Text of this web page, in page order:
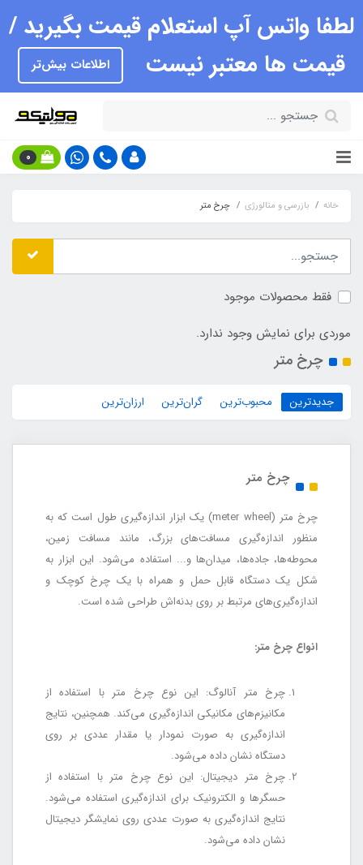
لطفا واتس آپ استعلام قیمت بگیرید /
قیمت ها معتبر نیست
اطلاعات بیش‌تر
0
خانه بازرسی و متالورژی چرخ متر
فقط محصولات موجود
موردی برای نمایش وجود ندارد.
چرخ متر
جدیدترین محبوب‌ترین گران‌ترین ارزان‌ترین
چرخ متر
چرخ متر (meter wheel) یک ابزار اندازه‌گیری طول است که به
منظور اندازه‌گیری مسافت‌های بزرگ، مانند مسافت زمین،
محوطه‌ها، جاده‌ها، میدان‌ها و... استفاده می‌شود. این ابزار به
شکل یک دستگاه قابل حمل و همراه با یک چرخ کوچک و
اندازه‌گیری‌های مرتبط بر روی بدنه‌اش طراحی شده است.
انواع چرخ متر:
چرخ متر آنالوگ: این نوع چرخ متر با استفاده از
مکانیزم‌های مکانیکی اندازه‌گیری می‌کند. همچنین، نتایج
اندازه‌گیری به صورت نمودار یا مقدار عددی بر روی
دستگاه نشان داده می‌شود.
چرخ متر دیجیتال: این نوع چرخ متر با استفاده از
حسگرها و الکترونیک برای اندازه‌گیری استفاده می‌شود.
نتایج اندازه‌گیری به صورت عددی روی نمایشگر دیجیتال
نشان داده می‌شود.